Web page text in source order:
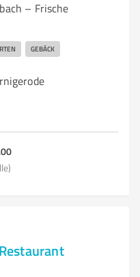
– Frische
GEBÄCK